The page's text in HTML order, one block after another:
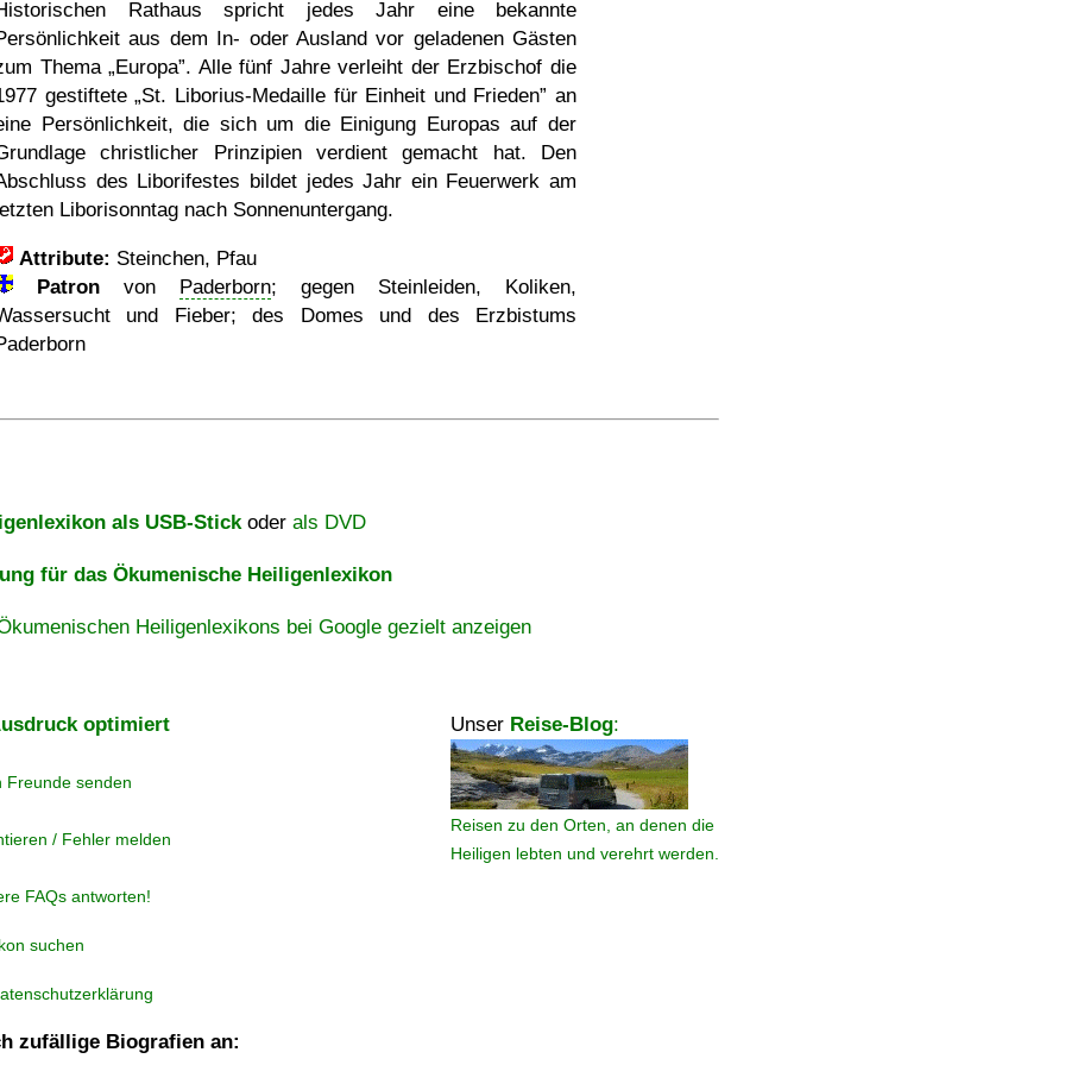
Rathaus spricht jedes Jahr eine bekannte
aus dem In- oder Ausland vor geladenen Gästen
Thema Europa . Alle fünf Jahre verleiht der Erzbischof die
gestiftete St. Liborius-Medaille für Einheit und Frieden
an
Persönlichkeit, die sich um die Einigung Europas auf der
christlicher Prinzipien verdient gemacht hat. Den
des Liborifestes bildet jedes Jahr ein Feuerwerk am
Liborisonntag nach Sonnenuntergang.
Attribute: Steinchen, Pfau
Patron von Paderborn; gegen Steinleiden, Koliken,
und Fieber; des Domes und des Erzbistums
als USB-Stickoder als DVD
für das Ökumenische Heiligenlexikon
Heiligenlexikons bei Google gezielt anzeigen
optimiert Unser Reise-Blog:
Reisen zu den Orten, an denen die
Heiligen lebten und verehrt werden.
Freunde senden
/ Fehler melden
FAQs antworten!
suchen
zufällige Biografien an: